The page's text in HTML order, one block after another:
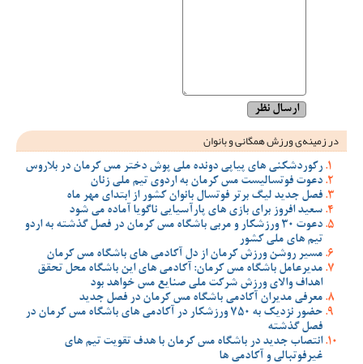
در زمینه‌ی ورزش همگانی و بانوان
رکوردشکنی های پیاپی دونده ملی پوش دختر مس کرمان در بلاروس
دعوت فوتسالیست مس کرمان به اردوی تیم ملی زنان
فصل جدید لیگ برتر فوتسال بانوان کشور از ابتدای مهر ماه
سعید افروز برای بازی های پارآسیایی ناگویا آماده می شود
دعوت 30 ورزشکار و مربی باشگاه مس کرمان در فصل گذشته به اردو
تیم های ملی کشور
مسیر روشن ورزش کرمان از دل آکادمی های باشگاه مس کرمان
مدیرعامل باشگاه مس کرمان: آکادمی های این باشگاه محل تحقق
اهداف والای ورزش شرکت ملی صنایع مس خواهد بود
معرفی مدیران آکادمی باشگاه مس کرمان در فصل جدید
حضور نزدیک به 750 ورزشکار در آکادمی های باشگاه مس کرمان در
فصل گذشته
انتصاب جدید در باشگاه مس کرمان با هدف تقویت تیم‌ های
غیرفوتبالی و آکادمی‌ ها